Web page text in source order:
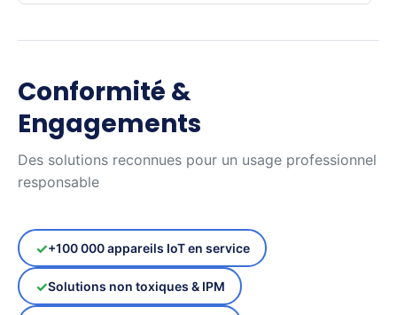
Conformité &
Engagements
Des solutions reconnues pour un usage professionnel
responsable
+100 000 appareils IoT en service
Solutions non toxiques & IPM